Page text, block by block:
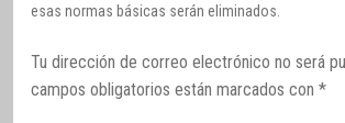
esas normas básicas serán eliminados.
Tu dirección de correo electrónico no será
campos obligatorios están marcados con *